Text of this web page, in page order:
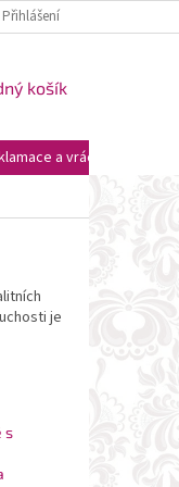
Přihlášení
košík
a vrácení zboží
je
s